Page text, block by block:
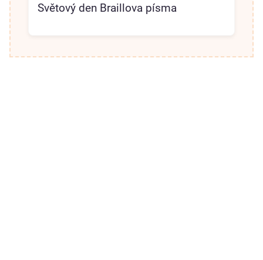
Světový den Braillova písma